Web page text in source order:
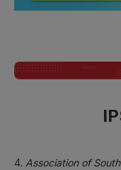
4. Association of